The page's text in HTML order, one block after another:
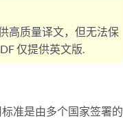
高质量译文，但无法保
仅提供英文版.
准是由多个国家签署的